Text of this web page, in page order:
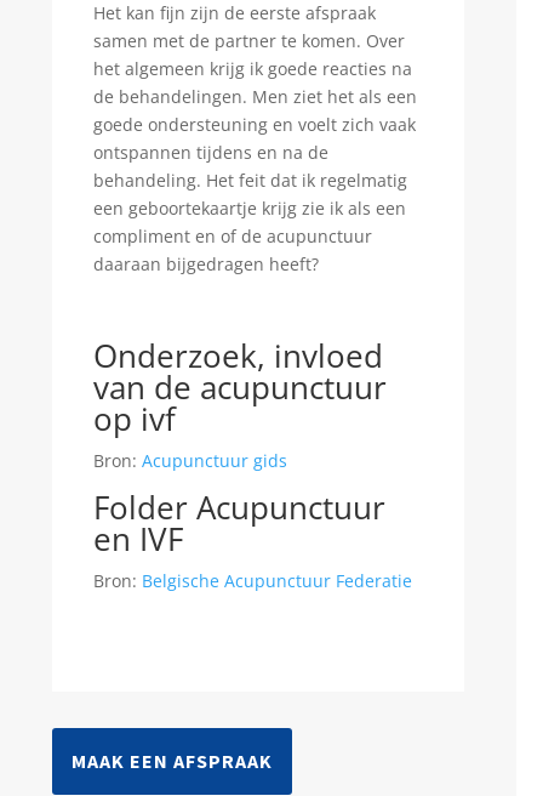
Het kan fijn zijn de eerste afspraak
samen met de partner te komen. Over
het algemeen krijg ik goede reacties na
de behandelingen. Men ziet het als een
goede ondersteuning en voelt zich vaak
ontspannen tijdens en na de
behandeling. Het feit dat ik regelmatig
een geboortekaartje krijg zie ik als een
compliment en of de acupunctuur
daaraan bijgedragen heeft?
Onderzoek, invloed
van de acupunctuur
op ivf
Bron: Acupunctuur gids
Folder Acupunctuur
en IVF
Bron: Belgische Acupunctuur Federatie
MAAK EEN AFSPRAAK